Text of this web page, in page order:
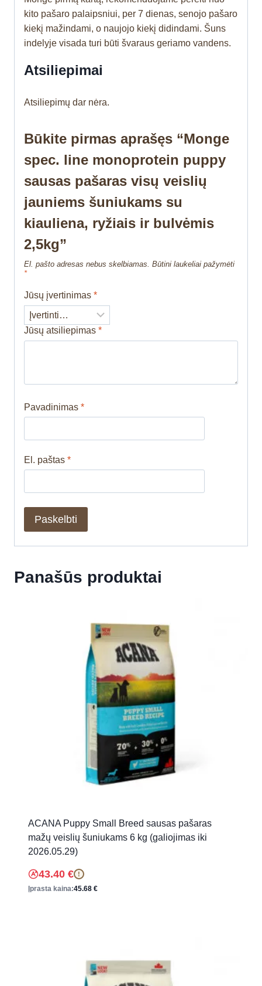
kito pašaro palaipsniui, per 7 dienas, senojo pašaro
kiekį mažindami, o naujojo kiekį didindami. Šuns
indelyje visada turi būti švaraus geriamo vandens.
Atsiliepimai
Atsiliepimų dar nėra.
Būkite pirmas aprašęs “Monge
spec. line monoprotein puppy
sausas pašaras visų veislių
jauniems šuniukams su
kiauliena, ryžiais ir bulvėmis
2,5kg”
El. pašto adresas nebus skelbiamas. Būtini laukeliai pažymėti
*
Jūsų įvertinimas *
Jūsų atsiliepimas *
Pavadinimas *
El. paštas *
Panašūs produktai
ACANA Puppy Small Breed sausas pašaras
mažų veislių šuniukams 6 kg (galiojimas iki
2026.05.29)
43.40 € !
Įprasta kaina:45.68 €